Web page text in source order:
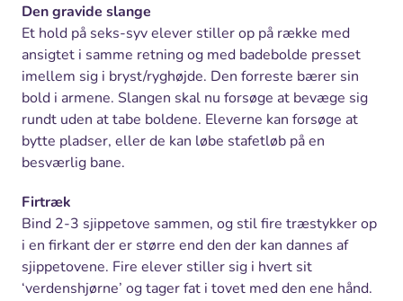
Den gravide slange
Et hold på seks-syv elever stiller op på række med
ansigtet i samme retning og med badebolde presset
imellem sig i bryst/ryghøjde. Den forreste bærer sin
bold i armene. Slangen skal nu forsøge at bevæge sig
rundt uden at tabe boldene. Eleverne kan forsøge at
bytte pladser, eller de kan løbe stafetløb på en
besværlig bane.
Firtræk
Bind 2-3 sjippetove sammen, og stil fire træstykker op
i en firkant der er større end den der kan dannes af
sjippetovene. Fire elever stiller sig i hvert sit
‘verdenshjørne’ og tager fat i tovet med den ene hånd.